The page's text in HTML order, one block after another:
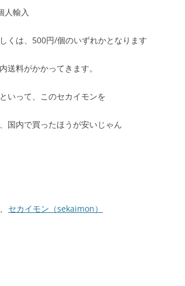
人輸入
くは、500円/個のいずれかとなります
送料がかかってきます。
いって、このセカイモンを
国内で買ったほうが安いじゃん
セカイモン（sekaimon）